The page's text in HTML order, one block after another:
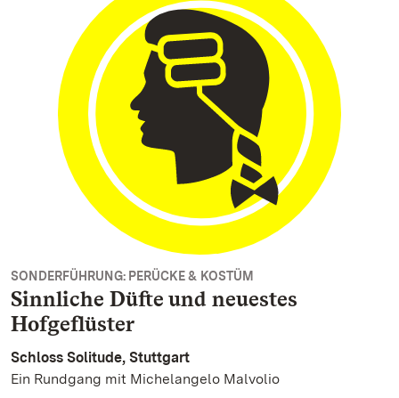
SONDERFÜHRUNG: PERÜCKE & KOSTÜM
Sinnliche Düfte und neuestes
Hofgeflüster
Schloss Solitude, Stuttgart
Ein Rundgang mit Michelangelo Malvolio